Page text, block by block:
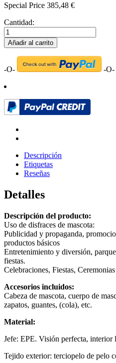
Special Price 385,48 €
Cantidad:
Añadir al carrito
-O- -O-
Descripción
Etiquetas
Reseñas
Detalles
Descripción del producto:
Uso de disfraces de mascota:
Publicidad y propaganda,
productos básicos
Entretenimiento y diversión,
fiestas.
Celebraciones, Fiestas, Ceremonias
Accesorios incluidos:
Cabeza de mascota, cuerpo de
zapatos, guantes, (cola), etc.
Material:
Jefe: EPE. Visión perfecta, interior
Tejido exterior: terciopelo de pelo